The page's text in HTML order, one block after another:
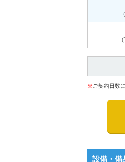
※ ご契約日数
設備・備